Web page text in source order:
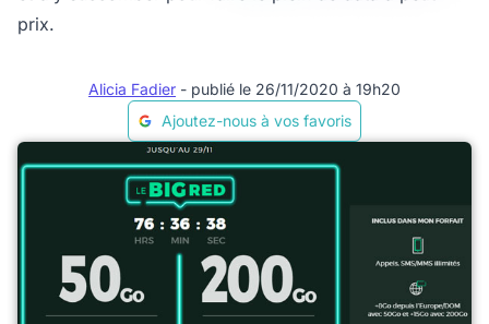
prix.
Alicia Fadier - publié le 26/11/2020 à 19h20
Ajoutez-nous à vos favoris